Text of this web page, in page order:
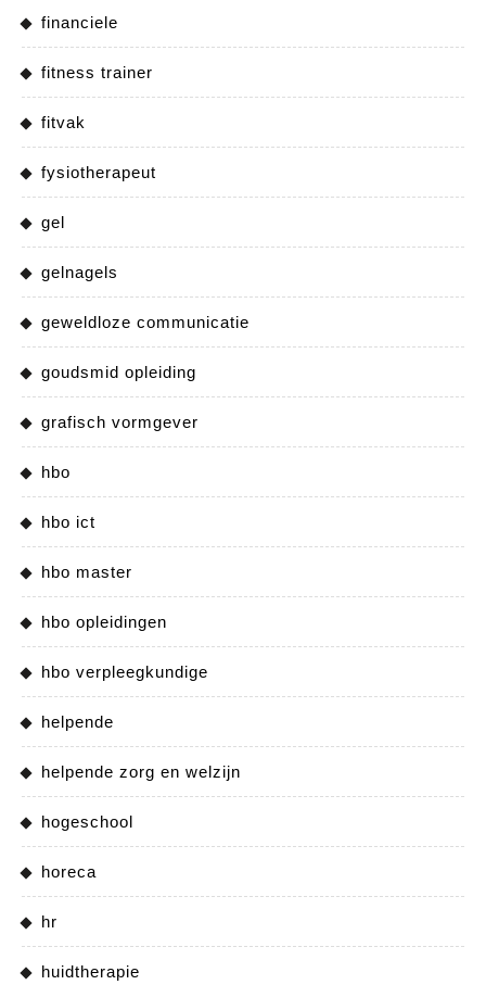
financiele
fitness trainer
fitvak
fysiotherapeut
gel
gelnagels
geweldloze communicatie
goudsmid opleiding
grafisch vormgever
hbo
hbo ict
hbo master
hbo opleidingen
hbo verpleegkundige
helpende
helpende zorg en welzijn
hogeschool
horeca
hr
huidtherapie